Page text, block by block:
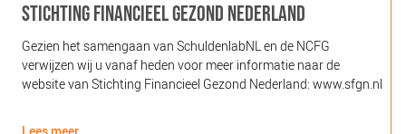
STICHTING FINANCIEEL GEZOND NEDERLAND
Gezien het samengaan van SchuldenlabNL en de NCFG
verwijzen wij u vanaf heden voor meer informatie naar de
website van Stichting Financieel Gezond Nederland: www.sfgn.nl